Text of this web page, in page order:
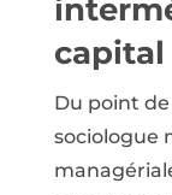
capital
Du point
sociologue